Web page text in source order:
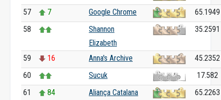
57
7 Google Chrome
65.1949
58
Shannon
Elizabeth
35.2591
59 16 Anna's Archive
45.2352
60
Sucuk
17.582
61
84 Aliança Catalana
65.2263